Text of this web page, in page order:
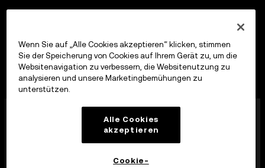
Die OKX Europe Limited, die unter dem Handelsnamen
OKX firmiert, ist jetzt eine Krypto-Asset-
Handelsplattform, die von der MFSA gemäß Artikel 28
des Markets in Crypto-Assets Act (Kapitel 647 der
Gesetze von Malta) als Krypto-Asset-Dienstleister
Wenn Sie auf „Alle Cookies akzeptieren“ klicken, stimmen
Sie der Speicherung von Cookies auf Ihrem Gerät zu, um die
Websitenavigation zu verbessern, die Websitenutzung zu
analysieren und unsere Marketingbemühungen zu
unterstützen.
Alle Cookies
akzeptieren
Cookie-